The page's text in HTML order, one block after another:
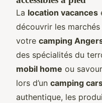
La location vacances
découvrir les
votre camping
des spécialités du
mobil home ou
lors d’un camping
authentique, les